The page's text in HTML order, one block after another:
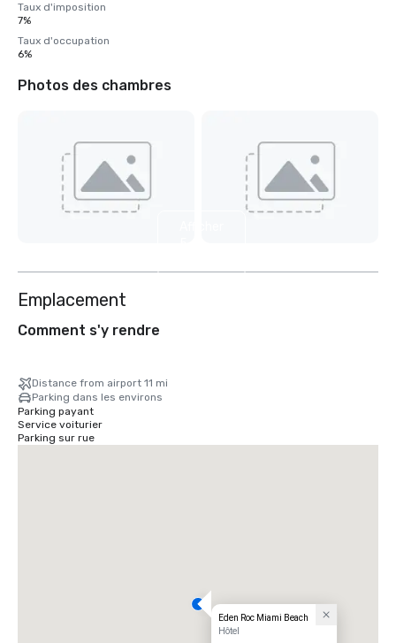
Taux d'imposition
7%
Taux d'occupation
6%
Photos des chambres
Emplacement
Comment s'y rendre
Distance from airport 11 mi
Parking dans les environs
Parking payant
Service voiturier
Parking sur rue
Eden Roc Miami Beach
Hôtel